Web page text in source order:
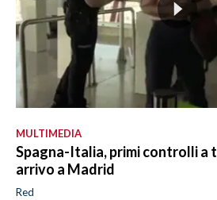
MULTIMEDIA
Spagna-Italia, primi controlli a
arrivo a Madrid
Red